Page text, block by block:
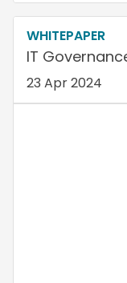
WHITEPAPER
IT
23 Apr 2024